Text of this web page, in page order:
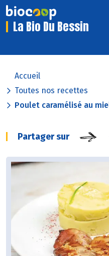
La Bio Du Bessin
Accueil
Toutes nos recettes
Poulet caramélisé au
Partager sur